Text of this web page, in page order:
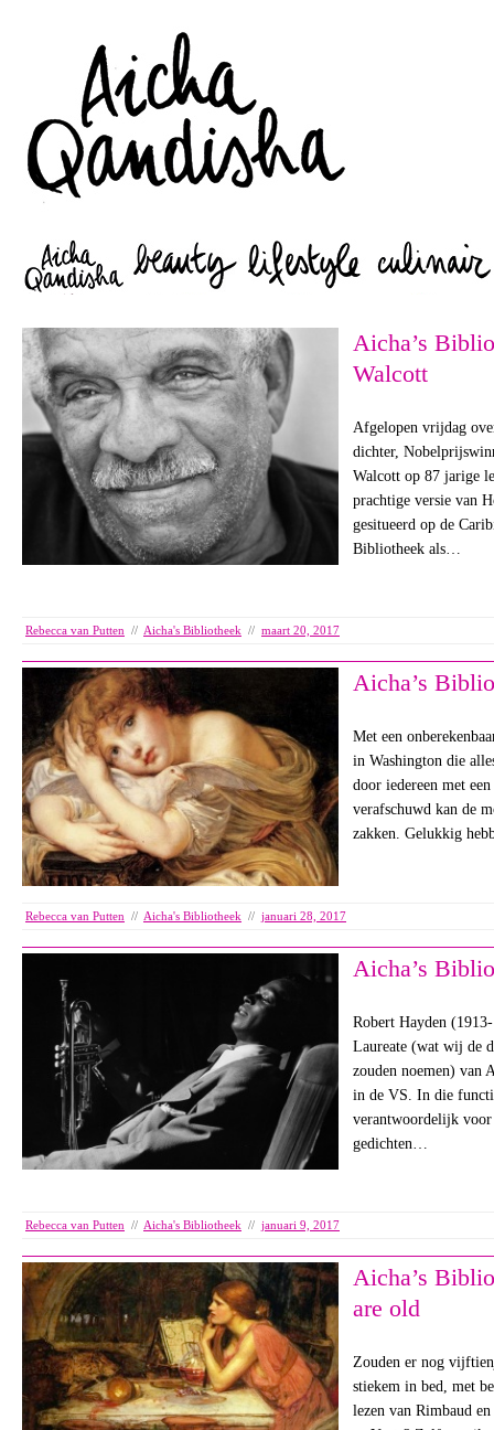
Aicha’s
Walcott
Afgelopen vrijdag
dichter,
Walcott op 87 jarige
prachtige versie van
gesitueerd op de
Bibliotheek als…
Rebecca van Putten // Aicha's Bibliotheek // maart 20, 2017
Aicha’s
Met een
in Washington die
door iedereen met
verafschuwd kan de
zakken. Gelukkig
Rebecca van Putten // Aicha's Bibliotheek // januari 28, 2017
Aicha’s
Robert Hayden
Laureate (wat wij de
zouden noemen) van
in de VS. In die
verantwoordelijk
gedichten…
Rebecca van Putten // Aicha's Bibliotheek // januari 9, 2017
Aicha’s
are old
Zouden er nog
stiekem in bed, met
lezen van Rimbaud